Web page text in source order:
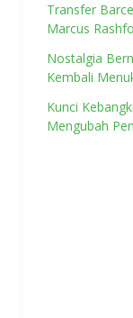
Transfer
Marcus
Nostalgia
Kembali
Kunci
Mengubah